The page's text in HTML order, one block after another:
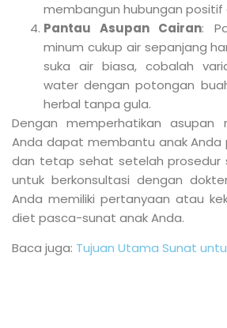
membangun hubungan positif
Pantau Asupan Cairan:
minum cukup air sepanjang
suka air biasa, cobalah
water dengan potongan
herbal tanpa gula.
Dengan memperhatikan
Anda dapat membantu anak Anda
dan tetap sehat setelah prosedur
untuk berkonsultasi dengan
Anda memiliki pertanyaan atau
diet pasca-sunat anak Anda.
Baca juga: Tujuan Utama Sunat